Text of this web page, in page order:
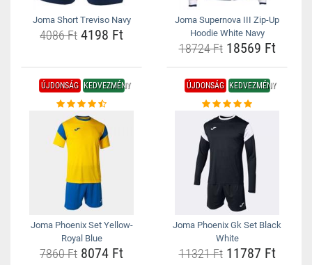
Joma Short Treviso Navy
4086 Ft 4198 Ft
Joma Supernova III Zip-Up
Hoodie White Navy
18724 Ft18569 Ft
ÚJDONSÁG KEDVEZMÉNY
Joma Phoenix Set Yellow-
Royal Blue
7860 Ft 8074 Ft
ÚJDONSÁG KEDVEZMÉNY
Joma Phoenix Gk Set Black
White
11321 Ft11787 Ft